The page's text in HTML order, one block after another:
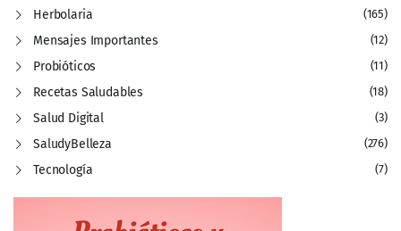
Herbolaria (165)
Mensajes Importantes (12)
Probióticos (11)
Recetas Saludables (18)
Salud Digital (3)
SaludyBelleza (276)
Tecnología (7)